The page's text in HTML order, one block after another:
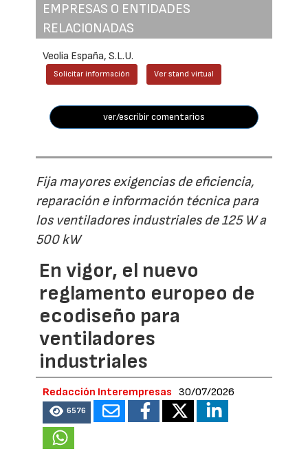
EMPRESAS O ENTIDADES
RELACIONADAS
Veolia España, S.L.U.
Solicitar información Ver stand virtual
ver/escribir comentarios
Fija mayores exigencias de eficiencia,
reparación e información técnica para
los ventiladores industriales de 125 W a
500 kW
En vigor, el nuevo
reglamento europeo de
ecodiseño para
ventiladores
industriales
Redacción Interempresas 30/07/2026
6576